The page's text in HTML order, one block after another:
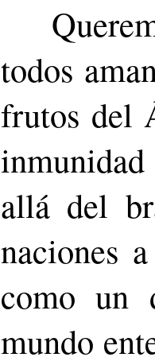
todos
frutos del
allá del
naciones
como un
mundo